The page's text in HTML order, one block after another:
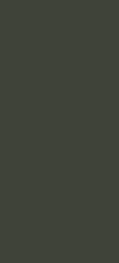
Остальные
виде и